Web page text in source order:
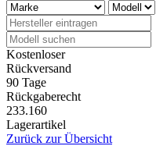
Kostenloser
Rückversand
90 Tage
Rückgaberecht
233.160
Lagerartikel
Zurück zur Übersicht